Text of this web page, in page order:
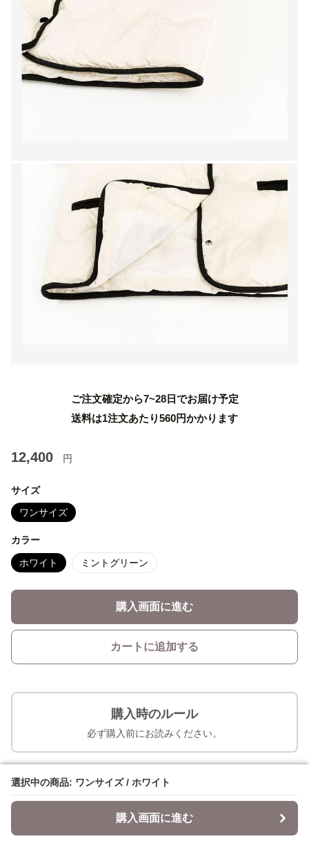
選択中の商品: ワンサイズ / ホワイト
購入画面に進む
ご注文確定から7~28日でお届け予定
送料は1注文あたり560円かかります
12,400 円
サイズ
ワンサイズ
カラー
ホワイト ミントグリーン
購入画面に進む
カートに追加する
選択中の商品: ワンサイズ / ホワイト
購入画面に進む
購入時のルール
必ず購入前にお読みください。
デート服冬のデートの人気アイテム